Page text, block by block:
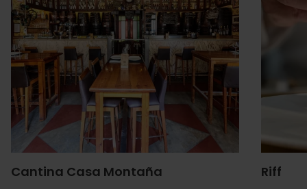
Cantina Casa Montaña Riff